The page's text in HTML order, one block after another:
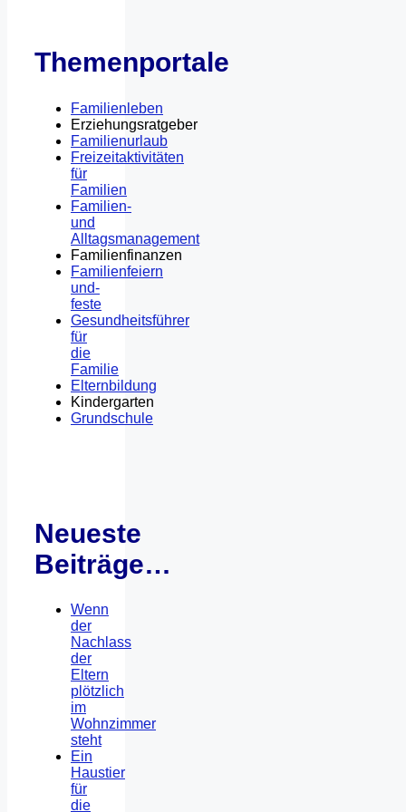
Themenportale
Familienleben
Erziehungsratgeber
Familienurlaub
Freizeitaktivitäten
für
Familien
Familien-
und
Alltagsmanagement
Familienfinanzen
Familienfeiern
und-
feste
Gesundheitsführer
für
die
Familie
Elternbildung
Kindergarten
Grundschule
Neueste
Beiträge…
Wenn
der
Nachlass
der
Eltern
plötzlich
im
Wohnzimmer
steht
Ein
Haustier
für
die